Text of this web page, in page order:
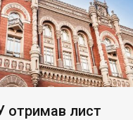
отримав лист